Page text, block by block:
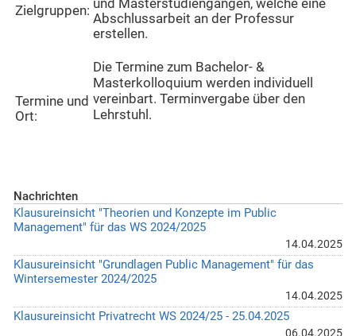
Zielgruppen: und Masterstudiengängen, welche eine
Abschlussarbeit an der Professur
erstellen.
Termine und
Ort:
Die Termine zum Bachelor- &
Masterkolloquium werden individuell
vereinbart. Terminvergabe über den
Lehrstuhl.
Nachrichten
Klausureinsicht "Theorien und Konzepte im Public
Management" für das WS 2024/2025
14.04.2025
Klausureinsicht "Grundlagen Public Management" für das
Wintersemester 2024/2025
14.04.2025
Klausureinsicht Privatrecht WS 2024/25 - 25.04.2025
06.04.2025